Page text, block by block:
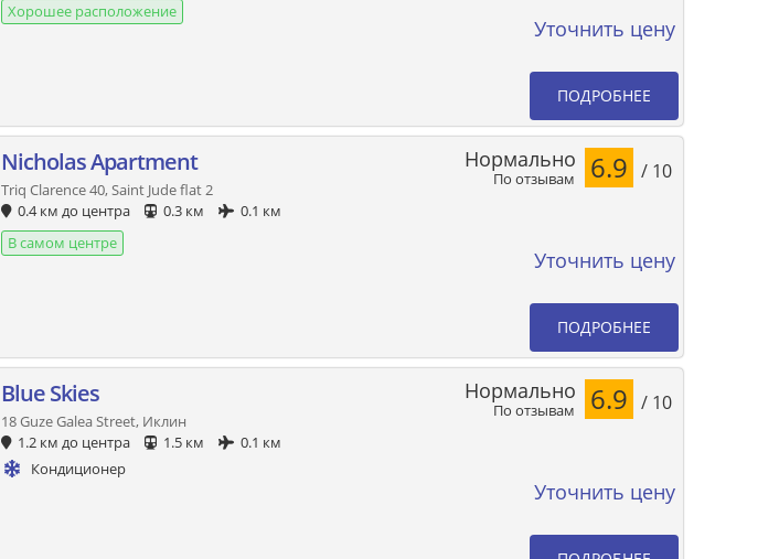
Хорошее расположение
Уточнить цену
ПОДРОБНЕЕ
Nicholas Apartment
Triq Clarence 40, Saint Jude flat 2
0.4 км до центра
0.3 км
0.1 км
В самом центре
По отзывам
Нормально 6.9 / 10
Уточнить цену
ПОДРОБНЕЕ
Blue Skies
18 Guze Galea Street, Иклин
1.2 км до центра
1.5 км
0.1 км
Кондиционер
По отзывам
Нормально 6.9 / 10
Уточнить цену